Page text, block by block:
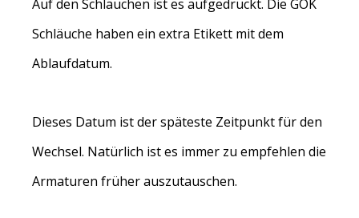
Auf den Schläuchen ist es aufgedruckt. Die GOK
Schläuche haben ein extra Etikett mit dem
Ablaufdatum.
Dieses Datum ist der späteste Zeitpunkt für den
Wechsel. Natürlich ist es immer zu empfehlen die
Armaturen früher auszutauschen.